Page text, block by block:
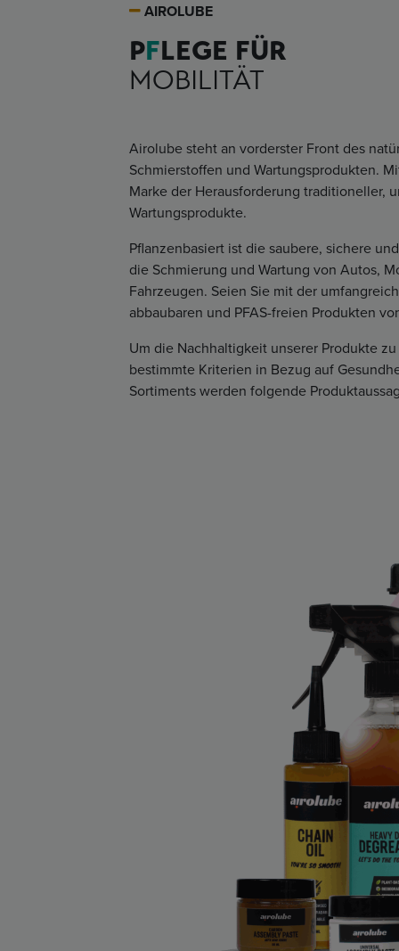
AIROLUBE
PFLEGE FÜR
MOBILITÄT
Airolube steht an vorderster Front des
Schmierstoffen und Wartungsprodukten.
Marke der Herausforderung traditioneller,
Wartungsprodukte.
Pflanzenbasiert ist die saubere, sichere
die Schmierung und Wartung von Autos,
Fahrzeugen. Seien Sie mit der
abbaubaren und PFAS-freien Produkten
Um die Nachhaltigkeit unserer Produkte
bestimmte Kriterien in Bezug auf
Sortiments werden folgende